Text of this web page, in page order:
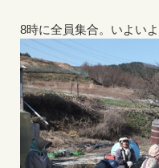
8時に全員集合。いよい